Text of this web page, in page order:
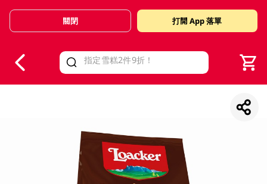
Valid Until 30 June 2026
關閉 打開 App 落單